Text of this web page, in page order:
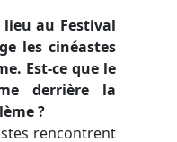
au Festival
les cinéastes
Est-ce que le
derrière la
?
rencontrent